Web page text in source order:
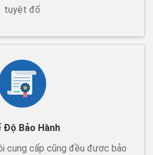
tuyệt đố
Độ Bảo Hành
cung cấp cũng đều được bảo